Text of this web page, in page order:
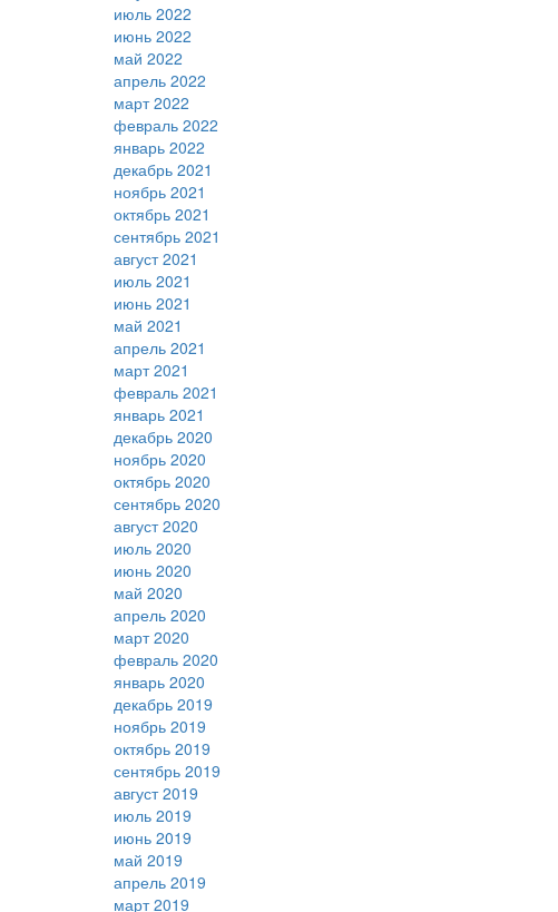
июль 2022
июнь 2022
май 2022
апрель 2022
март 2022
февраль 2022
январь 2022
декабрь 2021
ноябрь 2021
октябрь 2021
сентябрь 2021
август 2021
июль 2021
июнь 2021
май 2021
апрель 2021
март 2021
февраль 2021
январь 2021
декабрь 2020
ноябрь 2020
октябрь 2020
сентябрь 2020
август 2020
июль 2020
июнь 2020
май 2020
апрель 2020
март 2020
февраль 2020
январь 2020
декабрь 2019
ноябрь 2019
октябрь 2019
сентябрь 2019
август 2019
июль 2019
июнь 2019
май 2019
апрель 2019
март 2019